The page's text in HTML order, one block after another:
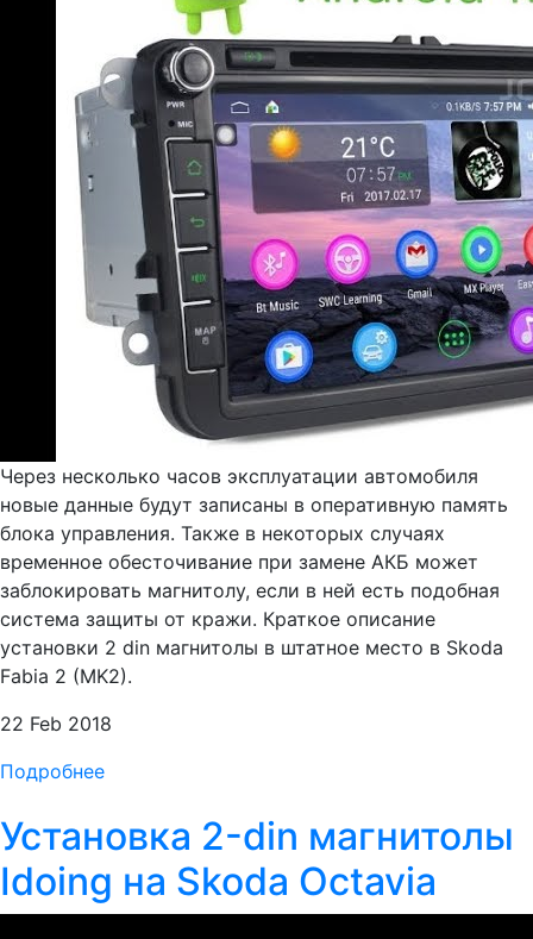
Через несколько часов эксплуатации автомобиля
новые данные будут записаны в оперативную память
блока управления. Также в некоторых случаях
временное обесточивание при замене АКБ может
заблокировать магнитолу, если в ней есть подобная
система защиты от кражи. Краткое описание
установки 2 din магнитолы в штатное место в Skoda
Fabia 2 (MK2).
22 Feb 2018
Подробнее
Установка 2-din магнитолы
Idoing на Skoda Octavia